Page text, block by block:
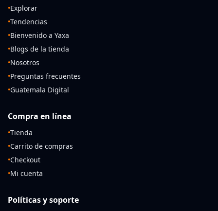
•Explorar
•Tendencias
•Bienvenido a Yaxa
•Blogs de la tienda
•Nosotros
•Preguntas frecuentes
•Guatemala Digital
Compra en línea
•Tienda
•Carrito de compras
•Checkout
•Mi cuenta
Políticas y soporte